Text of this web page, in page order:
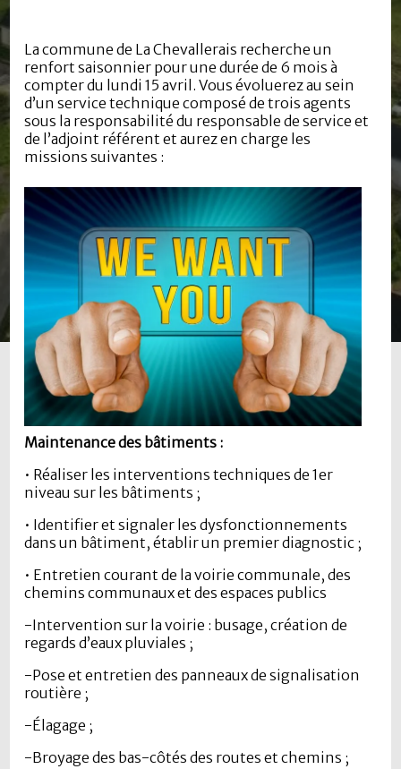
La commune de La Chevallerais recherche un
renfort saisonnier pour une durée de 6 mois à
compter du lundi 15 avril. Vous évoluerez au sein
d’un service technique composé de trois agents
sous la responsabilité du responsable de service et
de l’adjoint référent et aurez en charge les
missions suivantes :
Maintenance des bâtiments :
• Réaliser les interventions techniques de 1er
niveau sur les bâtiments ;
• Identifier et signaler les dysfonctionnements
dans un bâtiment, établir un premier diagnostic ;
• Entretien courant de la voirie communale, des
chemins communaux et des espaces publics
-Intervention sur la voirie : busage, création de
regards d’eaux pluviales ;
-Pose et entretien des panneaux de signalisation
routière ;
-Élagage ;
-Broyage des bas-côtés des routes et chemins ;